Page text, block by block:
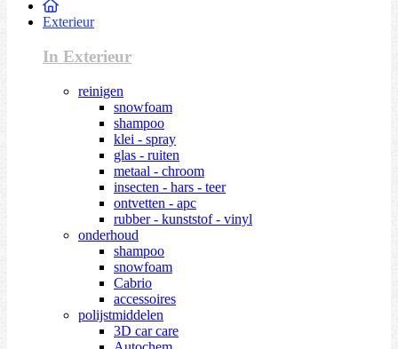
Exterieur
In Exterieur
reinigen
snowfoam
shampoo
klei - spray
glas - ruiten
metaal - chroom
insecten - hars - teer
ontvetten - apc
rubber - kunststof - vinyl
onderhoud
shampoo
snowfoam
Cabrio
accessoires
polijstmiddelen
3D car care